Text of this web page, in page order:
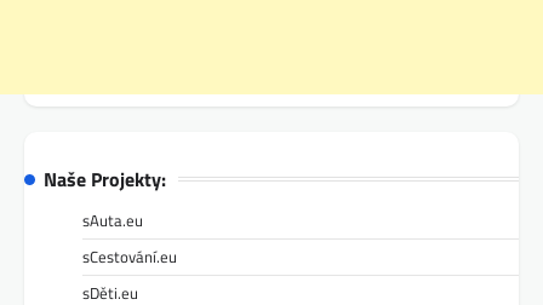
Naše Projekty:
sAuta.eu
sCestování.eu
sDěti.eu